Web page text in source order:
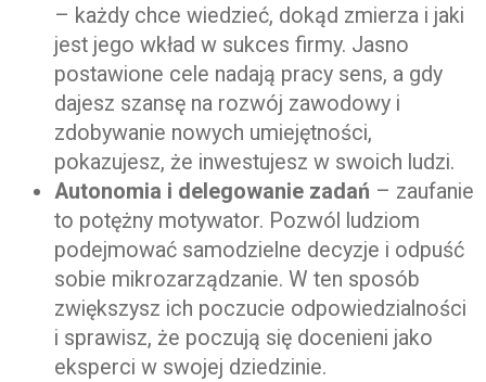
– każdy chce wiedzieć, dokąd zmierza i jaki
jest jego wkład w sukces firmy. Jasno
postawione cele nadają pracy sens, a gdy
dajesz szansę na rozwój zawodowy i
zdobywanie nowych umiejętności,
pokazujesz, że inwestujesz w swoich ludzi.
Autonomia i delegowanie zadań – zaufanie
to potężny motywator. Pozwól ludziom
podejmować samodzielne decyzje i odpuść
sobie mikrozarządzanie. W ten sposób
zwiększysz ich poczucie odpowiedzialności
i sprawisz, że poczują się docenieni jako
eksperci w swojej dziedzinie.